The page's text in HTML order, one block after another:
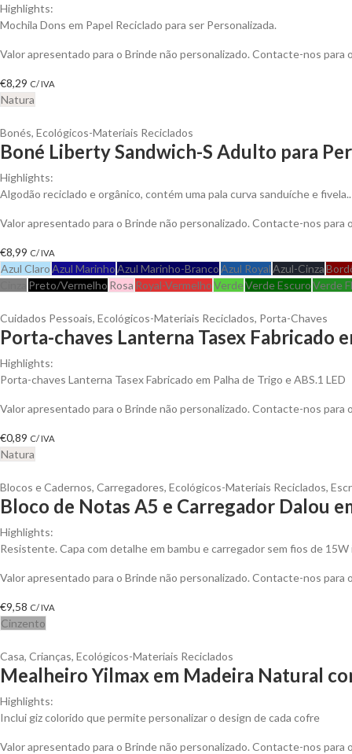
Highlights:
Mochila Dons em Papel Reciclado para ser Personalizada.
Valor apresentado para o Brinde não personalizado. Contacte-nos
€8,29 C/ IVA
Natura
Bonés, Ecológicos-Materiais Reciclados
Boné Liberty Sandwich-S Adulto para
Highlights:
Algodão reciclado e orgânico, contém uma pala curva sanduíche e
Valor apresentado para o Brinde não personalizado. Contacte-nos
€8,99 C/ IVA
Azul ClaroAzul MarinhoAzul Marinho-BrancoAzul RoyalAzul-Cinza
Preto/Vermelho Rosa Royal-VermelhoVerdeVerde EscuroVerde
Cuidados Pessoais, Ecológicos-Materiais Reciclados, Porta-Chaves
Porta-chaves Lanterna Tasex Fabricado
Highlights:
Porta-chaves Lanterna Tasex Fabricado em Palha de Trigo e ABS.1 LED
Valor apresentado para o Brinde não personalizado. Contacte-nos
€0,89 C/ IVA
Natura
Blocos e Cadernos, Carregadores, Ecológicos-Materiais Reciclados,
Bloco de Notas A5 e Carregador Dalou
Highlights:
Resistente. Capa com detalhe em bambu e carregador sem fios de
Valor apresentado para o Brinde não personalizado. Contacte-nos
€9,58 C/ IVA
Cinzento
Casa, Crianças, Ecológicos-Materiais Reciclados
Mealheiro Yilmax em Madeira Natural
Highlights:
Inclui giz colorido que permite personalizar o design de cada cofre
Valor apresentado para o Brinde não personalizado. Contacte-nos